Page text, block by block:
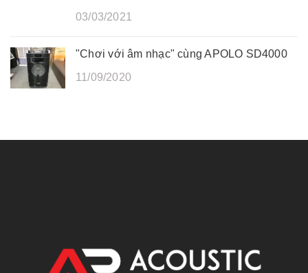
03/03/2021
"Chơi với âm nhạc" cùng APOLO SD4000
11/09/2020